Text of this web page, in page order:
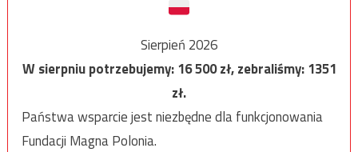
Sierpień 2026
W sierpniu potrzebujemy:16 500zł, zebraliśmy:1351
zł.
Państwa wsparcie jest niezbędne dla funkcjonowania
Fundacji Magna Polonia.